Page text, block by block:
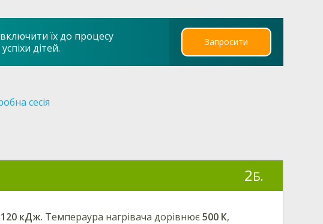
їх до процесу
дітей.
Запросити
сесія
2Б.
120 кДж. Темпераура нагрівача дорівнює500 К,